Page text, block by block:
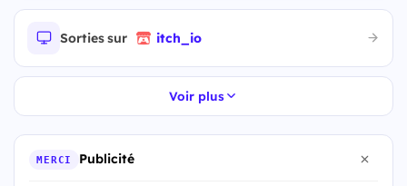
Sorties sur itch_io
Voir plus
MERCI Publicité